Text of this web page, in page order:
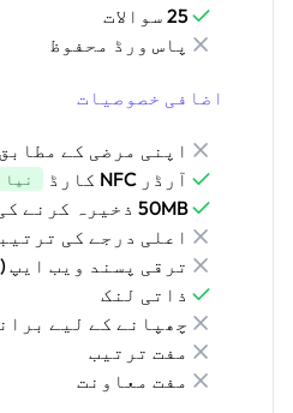
25 سوالات
پاس ورڈ محفوظ
اضافی خصوصیات
اپنی مرضی کے
آرڈر NFC کارڈ نیا
50MB ذخیرہ کرنے کی حد
اعلی درجے کی
ترقی پسند ویب ایپ (PWA)
ذاتی لنک
چھپانے کے لیے
مفت ترتیب
مفت معاونت